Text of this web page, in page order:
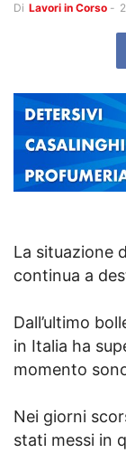
Di Lavori in Corso -
La situazione
continua a
Dall’ultimo
in Italia ha
momento
Nei giorni
stati messi in